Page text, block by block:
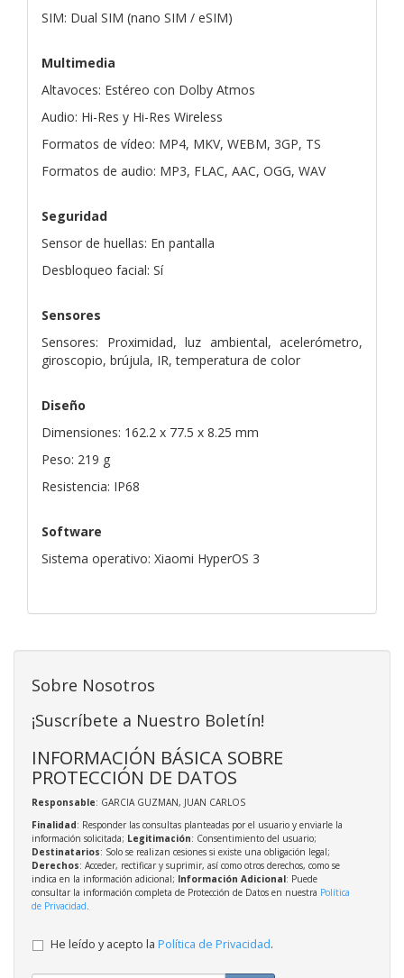
SIM: Dual SIM (nano SIM / eSIM)
Multimedia
Altavoces: Estéreo con Dolby Atmos
Audio: Hi-Res y Hi-Res Wireless
Formatos de vídeo: MP4, MKV, WEBM, 3GP, TS
Formatos de audio: MP3, FLAC, AAC, OGG, WAV
Seguridad
Sensor de huellas: En pantalla
Desbloqueo facial: Sí
Sensores
Sensores: Proximidad, luz ambiental, acelerómetro,
giroscopio, brújula, IR, temperatura de color
Diseño
Dimensiones: 162.2 x 77.5 x 8.25 mm
Peso: 219 g
Resistencia: IP68
Software
Sistema operativo: Xiaomi HyperOS 3
Sobre Nosotros
¡Suscríbete a Nuestro Boletín!
INFORMACIÓN BÁSICA SOBRE
PROTECCIÓN DE DATOS
Responsable: GARCIA GUZMAN, JUAN CARLOS
Finalidad: Responder las consultas planteadas por el usuario y enviarle la
información solicitada; Legitimación: Consentimiento del usuario;
Destinatarios: Solo se realizan cesiones si existe una obligación legal;
Derechos: Acceder, rectificar y suprimir, así como otros derechos, como se
indica en la información adicional; Información Adicional: Puede
consultar la información completa de Protección de Datos en nuestra Política
de Privacidad
He leído y acepto la Política de Privacidad.